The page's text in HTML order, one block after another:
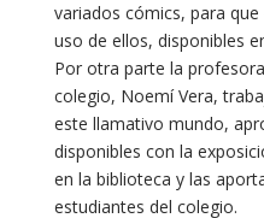
variados cómics, para
uso de ellos, disponibles
Por otra parte la
colegio, Noemí Vera,
este llamativo mundo,
disponibles con la
en la biblioteca y las
estudiantes del colegio.